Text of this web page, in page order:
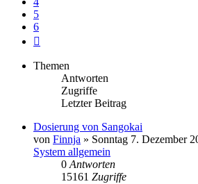
5
6
Themen
Antworten
Zugriffe
Letzter Beitrag
Dosierung von Sangokai
von Finnja » Sonntag 7. Dezember
System allgemein
0 Antworten
15161 Zugriffe